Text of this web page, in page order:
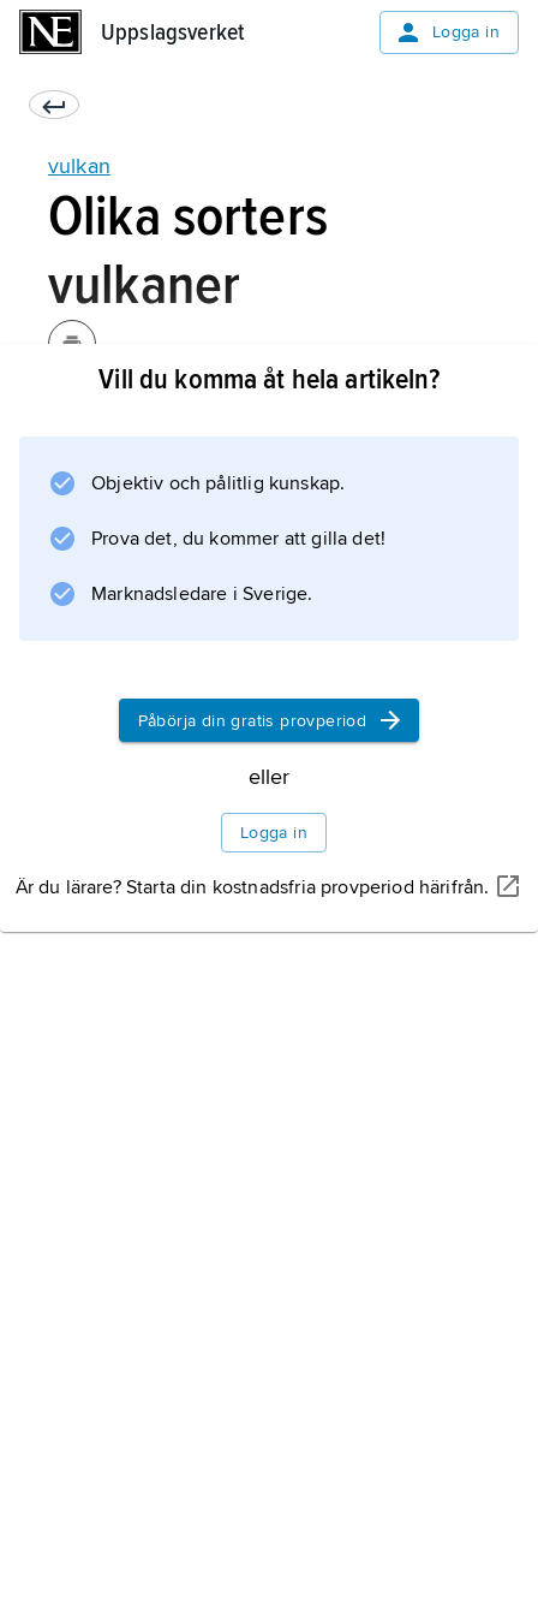
Uppslagsverket Logga in
vulkan
Olika sorters
vulkaner
vulkaner blir ganska låga och utbredda och
kallas
sköldvulkaner
tider men plötsligt få ett häftigt utbrott. De blir
. Sådana byggs upp
Information om artikeln
Vill du komma åt hela artikeln?
Objektiv och pålitlig kunskap.
Prova det, du kommer att gilla det!
Marknadsledare i Sverige.
Påbörja din gratis provperiod
eller
Logga in
Är du lärare? Starta din kostnadsfria provperiod härifrån.